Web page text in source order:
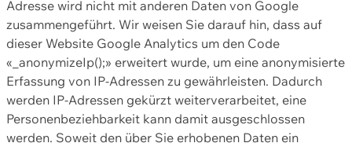
Adresse wird nicht mit anderen Daten von Google
zusammengeführt. Wir weisen Sie darauf hin, dass auf
dieser Website Google Analytics um den Code
«_anonymizeIp();» erweitert wurde, um eine anonymisierte
Erfassung von IP-Adressen zu gewährleisten. Dadurch
werden IP-Adressen gekürzt weiterverarbeitet, eine
Personenbeziehbarkeit kann damit ausgeschlossen
werden. Soweit den über Sie erhobenen Daten ein